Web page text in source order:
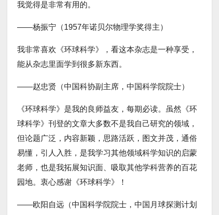
我觉得是非常有用的。
——杨振宁（1957年诺贝尔物理学奖得主）
我非常喜欢《环球科学》，看这本杂志是一种享受，
能从杂志里面学到很多新东西。
——赵忠贤（中国科协副主席，中国科学院院士）
《环球科学》是我的良师益友，每期必读。虽然《环
球科学》刊登的文章大多数不是我自己研究的领域，
但论题广泛，内容新颖，思路活跃，图文并茂，通俗
易懂，引人入胜，是我学习其他领域科学知识的启蒙
老师，也是我拓展知识面、吸取其他学科营养的百花
园地。衷心感谢《环球科学》！
——欧阳自远（中国科学院院士，中国月球探测计划